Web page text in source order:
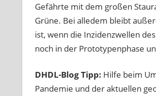
Gefährte mit dem großen
Grüne. Bei alledem bleibt
ist, wenn die Inzidenzwellen
noch in der Prototypenphase
DHDL-Blog Tipp: Hilfe beim
Pandemie und der aktuellen